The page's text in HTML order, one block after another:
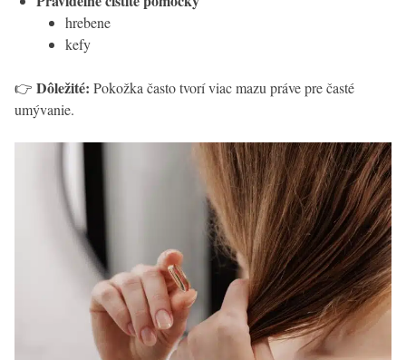
hrebene
kefy
👉 Dôležité: Pokožka často tvorí viac mazu práve pre časté
umývanie.